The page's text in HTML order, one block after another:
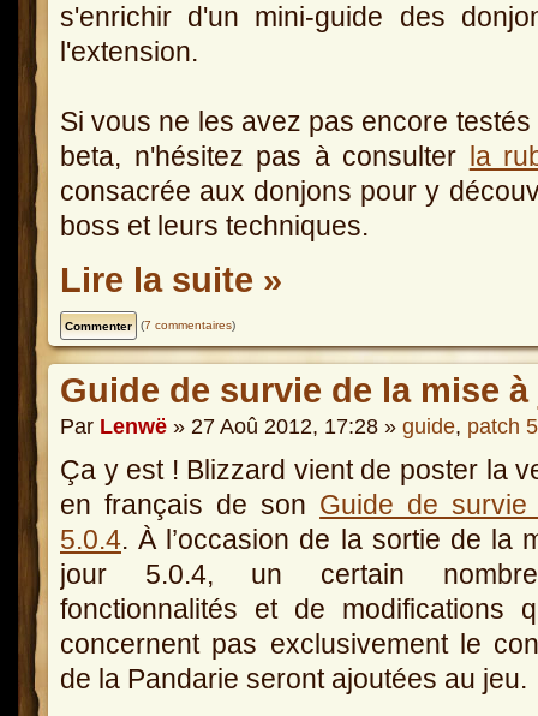
s'enrichir d'un mini-guide des
l'extension.
Si vous ne les avez pas encore testés
beta, n'hésitez pas à consulter
la
consacrée aux donjons pour y
boss et leurs techniques.
Lire la suite »
(7 commentaires)
Guide de survie de la mise à
Par Lenwë » 27 Aoû 2012, 17:28 » guide, patch
Ça y est ! Blizzard vient de poster la
en français de son Guide de
5.0.4. À l’occasion de la sortie de la
jour 5.0.4, un certain
fonctionnalités et de modifications
concernent pas exclusivement le
de la Pandarie seront ajoutées au jeu.